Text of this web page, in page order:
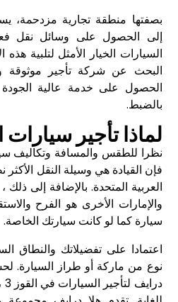
إلى الحصول على وسائل نقل
السيارات الخيار الأمثل لتلبية
البحث عن شركة تأجير
الحصول على خدمة عالية الجودة
بالضبط.
لماذا تأجير سيارات
نظرا للطقس والمسافة وتكاليف
فإن القيادة هي وسيلة النقل
العربية المتحدة. بالإضافة إلى
والإمارات الأخرى هو الفرح
سيارة كما لو كانت سيارتك الخاصة.
اعتمادا على تفضيلاتك والنطاق
نوع من ماركة أو طراز السيارة.